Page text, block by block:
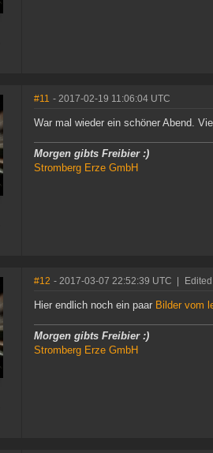
#11 - 2017-02-19 11:06:04 UTC
War mal wieder ein schöner Abend.
Morgen gibts Freibier :)
Stromberg Erze GmbH
#12 - 2017-03-07 22:52:39 UTC
Hier endlich noch ein paar Bilder vom
Morgen gibts Freibier :)
Stromberg Erze GmbH